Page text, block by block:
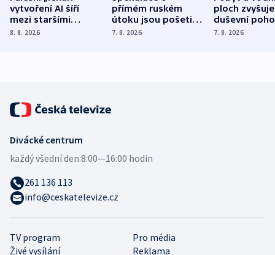
vytvoření AI šíří
mezi staršími
Poláky nebezpečné
8. 8. 2026
přímém ruském
útoku jsou pošetilé,
míní estonský
7. 8. 2026
ploch zvyšuje
duševní
ukázala
7. 8. 2026
TV program
Pro média
Živé vysílání
Reklama
Divácké centrum
každý všední den:8:00—16:00 hodin
261 136 113
info@ceskatelevize.cz